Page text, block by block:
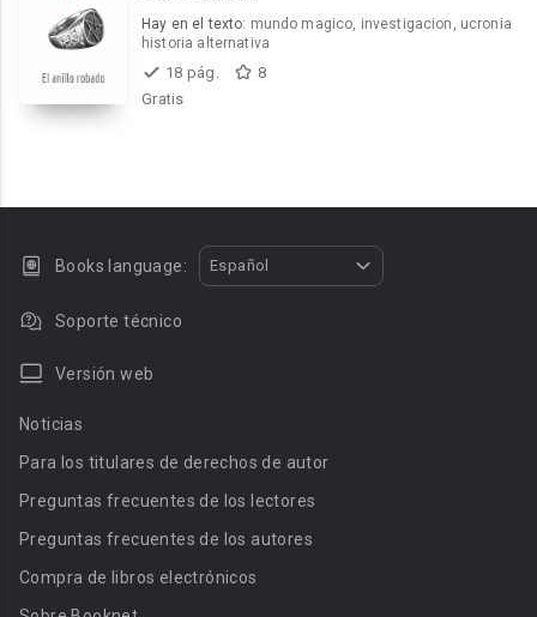
Hay en el texto: mundo magico, investigacion, ucronia
historia alternativa
18 pág.
8
Gratis
Books language: Español
Soporte técnico
Versión web
Noticias
Para los titulares de derechos de autor
Preguntas frecuentes de los lectores
Preguntas frecuentes de los autores
Compra de libros electrónicos